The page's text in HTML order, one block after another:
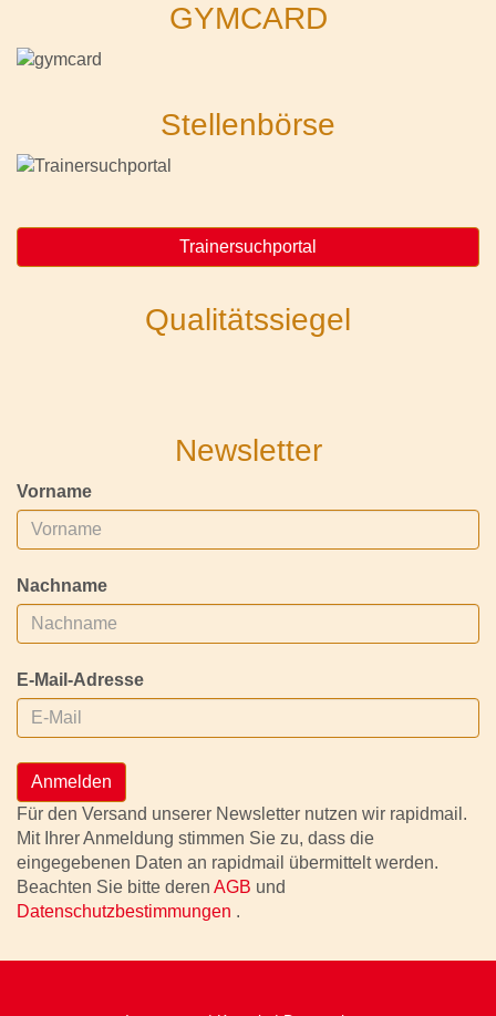
GYMCARD
Stellenbörse
Trainersuchportal
Qualitätssiegel
Newsletter
Vorname
Nachname
E-Mail-Adresse
Anmelden
Für den Versand unserer Newsletter nutzen wir rapidmail.
Mit Ihrer Anmeldung stimmen Sie zu, dass die
eingegebenen Daten an rapidmail übermittelt werden.
Beachten Sie bitte deren AGB und
Datenschutzbestimmungen .